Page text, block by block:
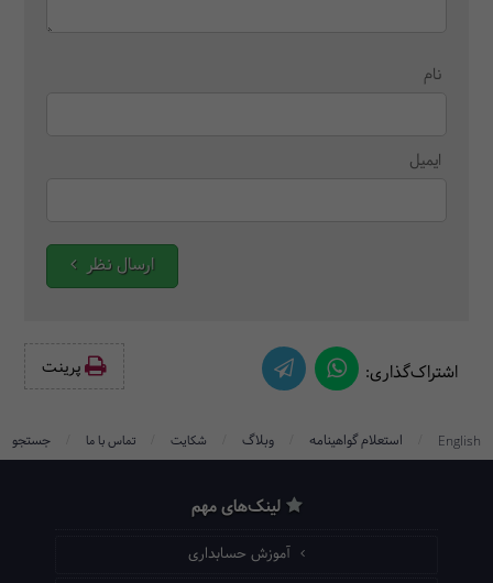
نام
ایمیل
ارسال نظر
اشتراک‌گذاری: پرینت‌
English استعلام گواهینامه وبلاگ شکایت تماس با ما جستجو
لینک‌های مهم
آموزش حسابداری